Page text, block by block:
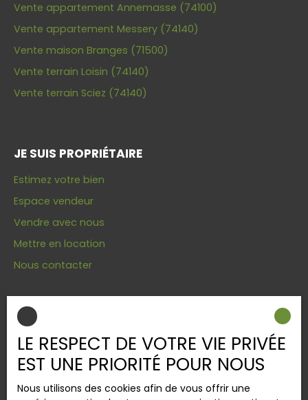
Vente appartement Annemasse (74100)
Vente appartement Messery (74140)
Vente maison Branges (71500)
Vente terrain Loisin (74140)
Vente terrain Sciez (74140)
JE SUIS PROPRIÉTAIRE
Estimez votre bien
Espace vendeur
Vendre avec nous
Mettre en location
Nous contacter
INFORMATIONS
Nos honoraires
Mentions légales
Politique de confidentialité
LE RESPECT DE VOTRE VIE PRIVÉE
EST UNE PRIORITÉ POUR NOUS
Nous utilisons des cookies afin de vous offrir une